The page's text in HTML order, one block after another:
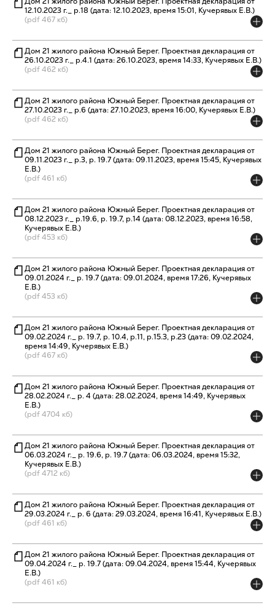
12.10.2023 г._ р.18 (дата: 12.10.2023, время 15:01, Кучерявых Е.В.)
(pdf 467 кб)
Дом 21 жилого района Южный Берег. Проектная декларация от
26.10.2023 г._ р.4.1 (дата: 26.10.2023, время 14:33, Кучерявых Е.В.)
(pdf 462 кб)
Дом 21 жилого района Южный Берег. Проектная декларация от
27.10.2023 г._ р.6 (дата: 27.10.2023, время 16:00, Кучерявых Е.В.)
(pdf 462 кб)
Дом 21 жилого района Южный Берег. Проектная декларация от
09.11.2023 г._ р.3, р. 19.7 (дата: 09.11.2023, время 15:45, Кучерявых
Е.В.)
(pdf 461 кб)
Дом 21 жилого района Южный Берег. Проектная декларация от
08.12.2023 г._ р.19.6, р. 19.7, р.14 (дата: 08.12.2023, время 16:58,
Кучерявых Е.В.)
(pdf 453 кб)
Дом 21 жилого района Южный Берег. Проектная декларация от
09.01.2024 г._ р. 19.7 (дата: 09.01.2024, время 17:26, Кучерявых
Е.В.)
(pdf 453 кб)
Дом 21 жилого района Южный Берег. Проектная декларация от
09.02.2024 г._ р. 19.7, р. 10.4, р.11, р.15.3, р.23 (дата: 09.02.2024,
время 14:49, Кучерявых Е.В.)
(pdf 467 кб)
Дом 21 жилого района Южный Берег. Проектная декларация от
28.02.2024 г._ р. 4 (дата: 28.02.2024, время 14:49, Кучерявых
Е.В.)
(pdf 4704 кб)
Дом 21 жилого района Южный Берег. Проектная декларация от
06.03.2024 г._ р. 19.6, р. 19.7 (дата: 06.03.2024, время 15:32,
Кучерявых Е.В.)
(pdf 4712 кб)
Дом 21 жилого района Южный Берег. Проектная декларация от
29.03.2024 г._ р. 6 (дата: 29.03.2024, время 16:41, Кучерявых Е.В.)
(pdf 461 кб)
Дом 21 жилого района Южный Берег. Проектная декларация от
09.04.2024 г._ р. 19.7 (дата: 09.04.2024, время 15:44, Кучерявых
Е.В.)
(pdf 461 кб)